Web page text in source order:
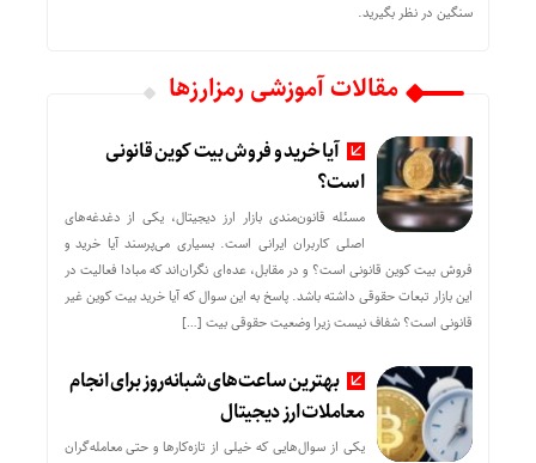
سنگین در نظر بگیرید.
مقالات آموزشی رمزارزها
آیا خرید و فروش بیت کوین قانونی
است؟
مسئله قانون‌مندی بازار ارز دیجیتال، یکی از دغدغه‌های
اصلی کاربران ایرانی است. بسیاری می‌پرسند آیا خرید و
فروش بیت کوین قانونی است؟ و در مقابل، عده‌ای نگران‌اند که مبادا فعالیت در
این بازار تبعات حقوقی داشته باشد. پاسخ به این سوال که آیا خرید بیت کوین غیر
قانونی است؟ شفاف نیست زیرا وضعیت حقوقی بیت‌ […]
بهترین ساعت‌های شبانه‌روز برای انجام
معاملات ارز دیجیتال
یکی از سوال‌هایی که خیلی از تازه‌کارها و حتی معامله‌گران